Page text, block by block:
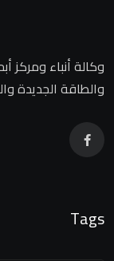
وكالة أنباء ومركز
والطاقة الجديدة
Tags